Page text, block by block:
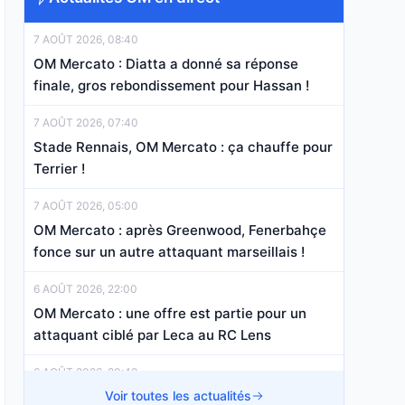
7 AOÛT 2026, 08:40
OM Mercato : Diatta a donné sa réponse
finale, gros rebondissement pour Hassan !
7 AOÛT 2026, 07:40
Stade Rennais, OM Mercato : ça chauffe pour
Terrier !
7 AOÛT 2026, 05:00
OM Mercato : après Greenwood, Fenerbahçe
fonce sur un autre attaquant marseillais !
6 AOÛT 2026, 22:00
OM Mercato : une offre est partie pour un
attaquant ciblé par Leca au RC Lens
6 AOÛT 2026, 20:40
OM Mercato : Aguerd s’est mis d’accord avec
Voir toutes les actualités